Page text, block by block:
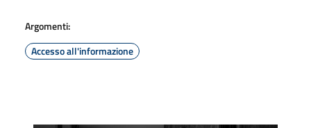
Argomenti:
Accesso all'informazione